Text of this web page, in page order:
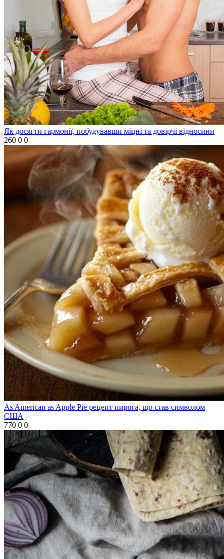
Як досягти гармонії, побудувавши міцні та довірчі відносини
260 0 0
As American as Apple Pie рецепт пирога, що став символом
США
770 0 0